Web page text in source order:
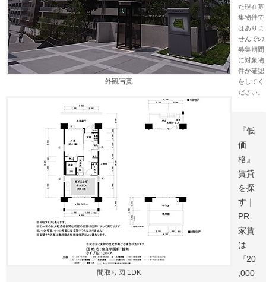
外観写真
間取り図 1DK
た現在募
集物件で
はありま
せんでの
募集期間
に対象物
件か確認
をしてく
ださい。
『低
価
格』
賃貸
を探
す｜
PR
家賃
は
『20
,000